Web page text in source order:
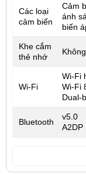
Các loại
cảm biến
Cảm
ánh
biến
Khe cắm
thẻ nhớ
Không
Wi-Fi
Wi-Fi
Wi-Fi
Dual-
Bluetooth
v5.0
A2DP